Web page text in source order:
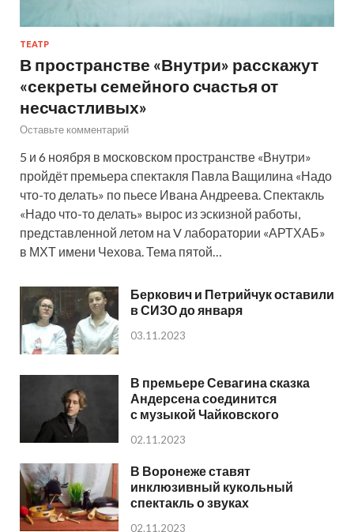
ТЕАТР
В пространстве «Внутри» расскажут
«секреты семейного счастья от
несчастливых»
Оставьте комментарий
5 и 6 ноября в московском пространстве «Внутри»
пройдёт премьера спектакля Павла Ващилина «Надо
что-то делать» по пьесе Ивана Андреева. Спектакль
«Надо что-то делать» вырос из эскизной работы,
представленной летом на V лаборатории «АРТХАБ»
в МХТ имени Чехова. Тема пятой…
Беркович и Петрийчук оставили
в СИЗО до января
03.11.2023
В премьере Севагина сказка
Андерсена соединится
с музыкой Чайковского
02.11.2023
В Воронеже ставят
инклюзивный кукольный
спектакль о звуках
02.11.2023